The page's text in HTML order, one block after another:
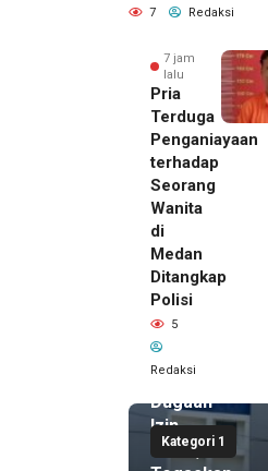
7 Redaksi
7 jam
lalu
Pria
Terduga
Penganiayaan
terhadap
Seorang
Wanita
di
Medan
Ditangkap
Polisi
5
Redaksi
Kategori 1
7 jam lalu
Kepala
DPMPTSP
Deli
Serdang
Bantah
Terlibat
Dugaan
Izin
Palsu,